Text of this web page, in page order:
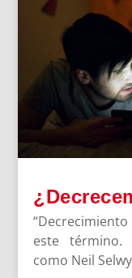
este término.
como Neil